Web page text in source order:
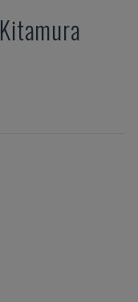
Kitamura